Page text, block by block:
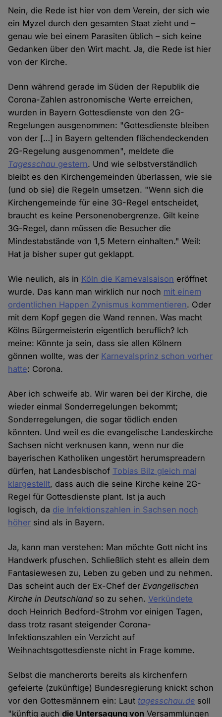
Nein, die Rede ist hier von dem Verein, der sich wie
ein Myzel durch den gesamten Staat zieht und –
genau wie bei einem Parasiten üblich – sich keine
Gedanken über den Wirt macht. Ja, die Rede ist hier
von der Kirche.
Denn während gerade im Süden der Republik die
Corona-Zahlen astronomische Werte erreichen,
wurden in Bayern Gottesdienste von den 2G-
Regelungen ausgenommen: "Gottesdienste bleiben
von der […] in Bayern geltenden flächendeckenden
2G-Regelung ausgenommen", meldete die
Tagesschau gestern. Und wie selbstverständlich
bleibt es den Kirchengemeinden überlassen, wie sie
(und ob sie) die Regeln umsetzen. "Wenn sich die
Kirchengemeinde für eine 3G-Regel entscheidet,
braucht es keine Personenobergrenze. Gilt keine
3G-Regel, dann müssen die Besucher die
Mindestabstände von 1,5 Metern einhalten." Weil:
Hat ja bisher super gut geklappt.
Wie neulich, als in Köln die Karnevalsaison eröffnet
wurde. Das kann man wirklich nur noch mit einem
ordentlichen Happen Zynismus kommentieren. Oder
mit dem Kopf gegen die Wand rennen. Was macht
Kölns Bürgermeisterin eigentlich beruflich? Ich
meine: Könnte ja sein, dass sie allen Kölnern
gönnen wollte, was der Karnevalsprinz schon vorher
hatte: Corona.
Aber ich schweife ab. Wir waren bei der Kirche, die
wieder einmal Sonderregelungen bekommt;
Sonderregelungen, die sogar tödlich enden
könnten. Und weil es die evangelische Landeskirche
Sachsen nicht verknusen kann, wenn nur die
bayerischen Katholiken ungestört herumspreadern
dürfen, hat Landesbischof Tobias Bilz gleich mal
klargestellt, dass auch die seine Kirche keine 2G-
Regel für Gottesdienste plant. Ist ja auch
logisch, da die Infektionszahlen in Sachsen noch
höher sind als in Bayern.
Ja, kann man verstehen: Man möchte Gott nicht ins
Handwerk pfuschen. Schließlich steht es allein dem
Fantasiewesen zu, Leben zu geben und zu nehmen.
Das scheint auch der Ex-Chef derEvangelischen
Kirche in Deutschland so zu sehen.Verkündete
doch Heinrich Bedford-Strohm vor einigen Tagen,
dass trotz rasant steigender Corona-
Infektionszahlen ein Verzicht auf
Weihnachtsgottesdienste nicht in Frage komme.
Selbst die mancherorts bereits als kirchenfern
gefeierte (zukünftige) Bundesregierung knickt schon
vor den Gottesmännern ein: Laut tagesschau.de soll
"künftig auchdie Untersagung von Versammlungen